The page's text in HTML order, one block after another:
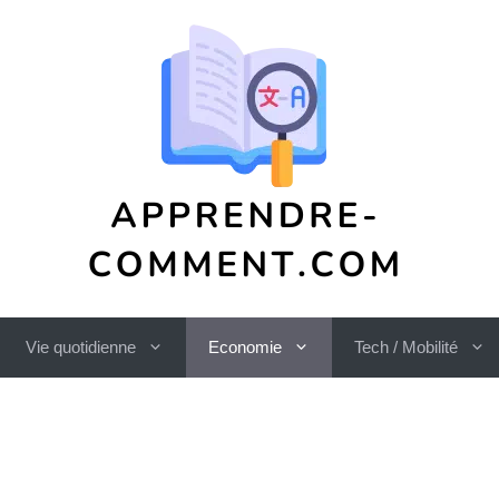
Vie quotidienne Economie Tech / Mobilité